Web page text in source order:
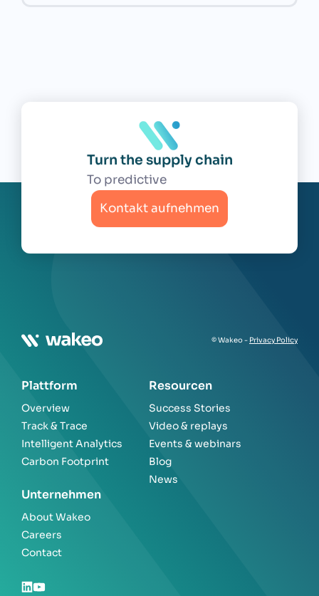
Turn the supply chain
Kontakt aufnehmen
© Wakeo - Privacy Policy
Plattform
Overview
Track & Trace
Intelligent Analytics
Carbon Footprint
Resourcen
Success Stories
Video & replays
Events & webinars
Blog
News
Unternehmen
About Wakeo
Careers
Contact